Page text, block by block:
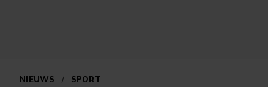
NIEUWS / SPORT